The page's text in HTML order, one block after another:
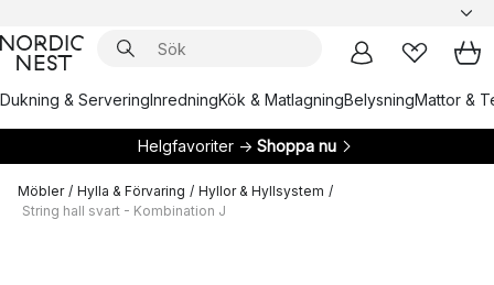
Dukning & ServeringInredningKök & MatlagningBelysningMattor &
Helgfavoriter → Shoppa nu
Möbler / Hylla & Förvaring / Hyllor & Hyllsystem /
String hall svart - Kombination J